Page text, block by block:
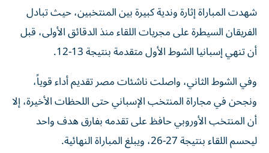
شهدت المباراة إثارة وندية كبيرة بين المنتخبين، حيث تبادل
الفريقان السيطرة على مجريات اللقاء منذ الدقائق الأولى، قبل
أن تنهي إسبانيا الشوط الأول متقدمة بنتيجة 13-12.
وفي الشوط الثاني، واصلت ناشئات مصر تقديم أداء قوياً،
ونجحن في مجاراة المنتخب الإسباني حتى اللحظات الأخيرة، إلا
أن المنتخب الأوروبي حافظ على تقدمه بفارق هدف واحد
ليحسم اللقاء بنتيجة 27-26، ويبلغ المباراة النهائية.